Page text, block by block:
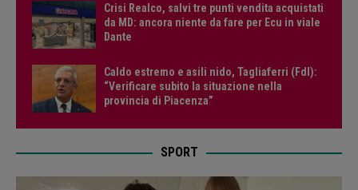
Crisi Realco, salvi tre punti vendita acquistati
da MD: ancora niente da fare per Ecu in viale
Dante
Caldo estremo e asili nido, Tagliaferri (FdI):
“Verificare subito la situazione nella
provincia di Piacenza”
SPORT